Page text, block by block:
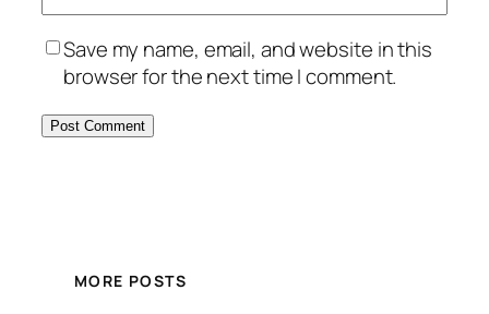
Save my name, email, and website in this
browser for the next time I comment.
MORE POSTS